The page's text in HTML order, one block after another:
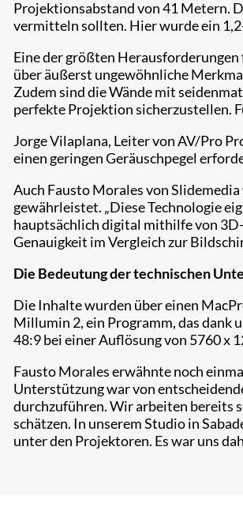
Projektionsabstand von 41 Metern.
vermitteln sollten. Hier wurde ein
Eine der größten
über äußerst ungewöhnliche
Zudem sind die Wände mit
perfekte Projektion sicherzustellen.
Jorge Vilaplana, Leiter von AV/Pro
einen geringen Geräuschpegel
Auch Fausto Morales von
gewährleistet. „Diese Technologie
hauptsächlich digital mithilfe von
Genauigkeit im Vergleich zur
Die Bedeutung der technischen
Die Inhalte wurden über einen
Millumin 2, ein Programm, das
48:9 bei einer Auflösung von 5760 x
Fausto Morales erwähnte noch
Unterstützung war von
durchzuführen. Wir arbeiten bereits
schätzen. In unserem Studio in
unter den Projektoren. Es war uns